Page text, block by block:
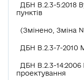
ДБН В.2.3-5:2018
пунктів
(Змінено, Зміна
ДБН В.2.3-7-2010
ДБН В.2.3-
проектування